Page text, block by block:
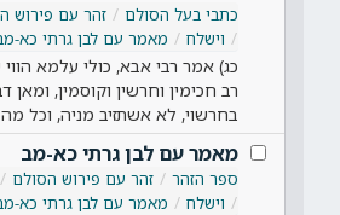
כתבי בעל הסולם
זהר עם פירוש
וישלח
מאמר עם לבן גרתי כא-
כג) אמר רבי אבא, כולי עלמא הווי
רב חכימין וחרשין וקוסמין, ומאן
בחרשוי, לא אשתזיב מניה, וכל
מאמר עם לבן גרתי כא-מב
ספר הזהר זהר עם פירוש הסולם
וישלח
מאמר עם לבן גרתי כא-